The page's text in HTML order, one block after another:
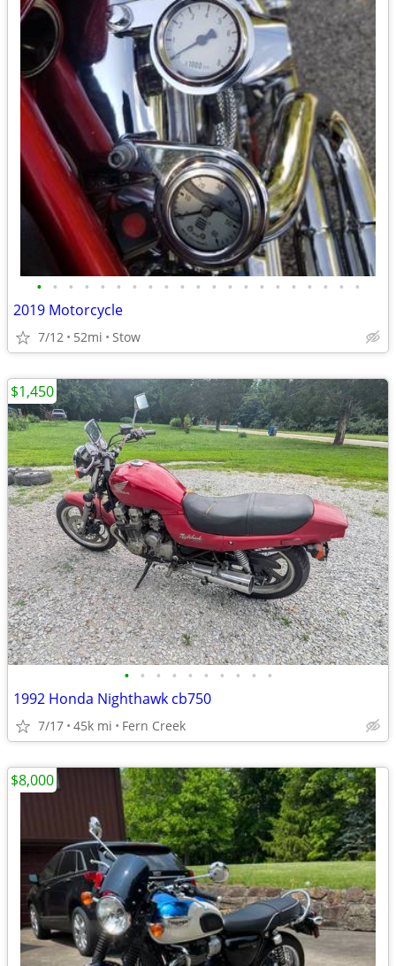
• • • • • • • • • • • • • • • • • • • • •
2019 Motorcycle
7/12 52mi Stow
• • • • • • • • • •
1992 Honda Nighthawk cb750
7/17 45k mi Fern Creek
$1,450
$8,000